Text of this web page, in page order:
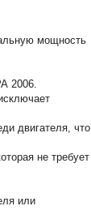
мощность
2006.
двигателя, что
не требует
или